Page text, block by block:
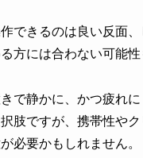
できるのは良い反面
方には合わない可能性
で静かに、かつ疲れ
肢ですが、携帯性や
必要かもしれません。